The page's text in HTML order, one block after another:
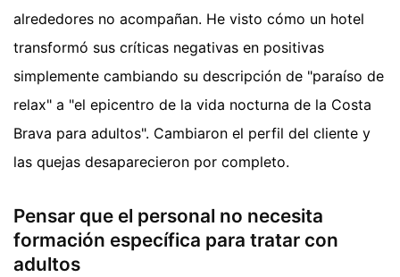
alrededores no acompañan. He visto cómo un hotel
transformó sus críticas negativas en positivas
simplemente cambiando su descripción de "paraíso de
relax" a "el epicentro de la vida nocturna de la Costa
Brava para adultos". Cambiaron el perfil del cliente y
las quejas desaparecieron por completo.
Pensar que el personal no necesita
formación específica para tratar con
adultos